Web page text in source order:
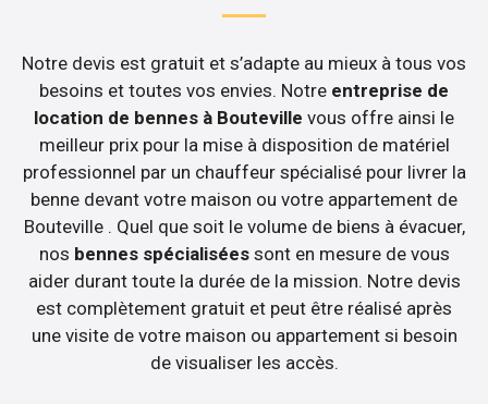
Notre devis est gratuit et s’adapte au mieux à tous vos
besoins et toutes vos envies. Notre entreprise de
location de bennes à Bouteville vous offre ainsi le
meilleur prix pour la mise à disposition de matériel
professionnel par un chauffeur spécialisé pour livrer la
benne devant votre maison ou votre appartement de
Bouteville . Quel que soit le volume de biens à évacuer,
nos bennes spécialiséessont en mesure de vous
aider durant toute la durée de la mission. Notre devis
est complètement gratuit et peut être réalisé après
une visite de votre maison ou appartement si besoin
de visualiser les accès.